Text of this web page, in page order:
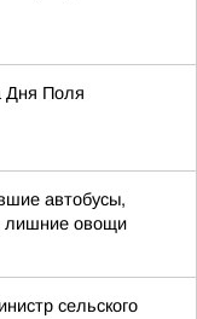
Дня Поля
автобусы,
лишние овощи
сельского